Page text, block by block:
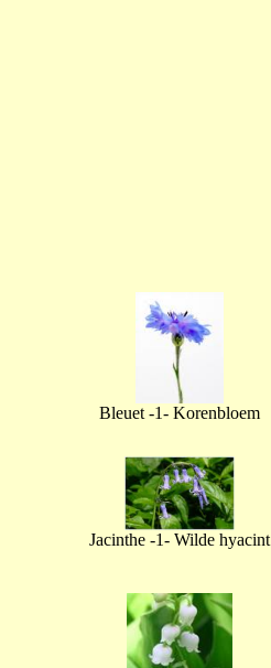
Bleuet -1- Korenbloem
Jacinthe -1- Wilde hyacint